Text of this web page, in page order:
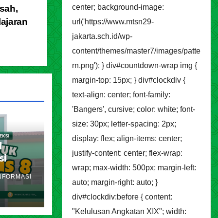
center; background-image:
url('https://www.mtsn29-
jakarta.sch.id/wp-
content/themes/master7/images/patte
rn.png'); } div#countdown-wrap img {
margin-top: 15px; } div#clockdiv {
text-align: center; font-family:
'Bangers', cursive; color: white; font-
size: 30px; letter-spacing: 2px;
display: flex; align-items: center;
justify-content: center; flex-wrap:
wrap; max-width: 500px; margin-left:
auto; margin-right: auto; }
div#clockdiv:before { content:
"Kelulusan Angkatan XIX"; width: